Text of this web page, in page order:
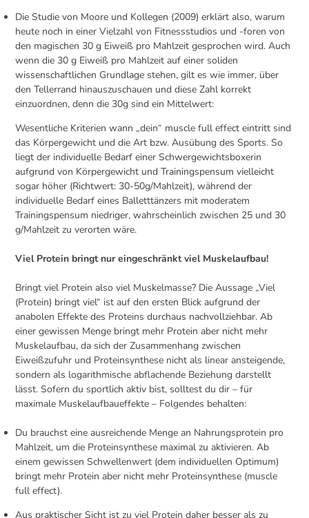
Die Studie von Moore und Kollegen (2009) erklärt also, warum
heute noch in einer Vielzahl von Fitnessstudios und -foren von
den magischen 30 g Eiweiß pro Mahlzeit gesprochen wird. Auch
wenn die 30 g Eiweiß pro Mahlzeit auf einer soliden
wissenschaftlichen Grundlage stehen, gilt es wie immer, über
den Tellerrand hinauszuschauen und diese Zahl korrekt
einzuordnen, denn die 30g sind ein Mittelwert:
Wesentliche Kriterien wann „dein“ muscle full effect eintritt sind
das Körpergewicht und die Art bzw. Ausübung des Sports. So
liegt der individuelle Bedarf einer Schwergewichtsboxerin
aufgrund von Körpergewicht und Trainingspensum vielleicht
sogar höher (Richtwert: 30-50g/Mahlzeit), während der
individuelle Bedarf eines Balletttänzers mit moderatem
Trainingspensum niedriger, wahrscheinlich zwischen 25 und 30
g/Mahlzeit zu verorten wäre.
Viel Protein bringt nur eingeschränkt viel Muskelaufbau!
Bringt viel Protein also viel Muskelmasse? Die Aussage „Viel
(Protein) bringt viel“ ist auf den ersten Blick aufgrund der
anabolen Effekte des Proteins durchaus nachvollziehbar. Ab
einer gewissen Menge bringt mehr Protein aber nicht mehr
Muskelaufbau, da sich der Zusammenhang zwischen
Eiweißzufuhr und Proteinsynthese nicht als linear ansteigende,
sondern als logarithmische abflachende Beziehung darstellt
lässt. Sofern du sportlich aktiv bist, solltest du dir – für
maximale Muskelaufbaueffekte – Folgendes behalten:
Du brauchst eine ausreichende Menge an Nahrungsprotein pro
Mahlzeit, um die Proteinsynthese maximal zu aktivieren. Ab
einem gewissen Schwellenwert (dem individuellen Optimum)
bringt mehr Protein aber nicht mehr Proteinsynthese (muscle
full effect).
Aus praktischer Sicht ist zu viel Protein daher besser als zu